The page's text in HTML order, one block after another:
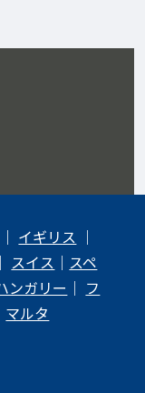
｜ イギリス ｜
｜ スイス ｜ スペ
ンガリー ｜ フ
マルタ